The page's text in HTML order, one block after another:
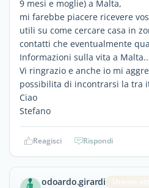
9 mesi e moglie) a Malta,
mi farebbe piacere ricevere
utili su come cercare casa in
contatti che eventualmente
Informazioni sulla vita a Malta..
Vi ringrazio e anche io mi
possibilita di incontrarsi la tra
Ciao
Stefano
Reagisci Rispondi
odoardo.girardi Utente